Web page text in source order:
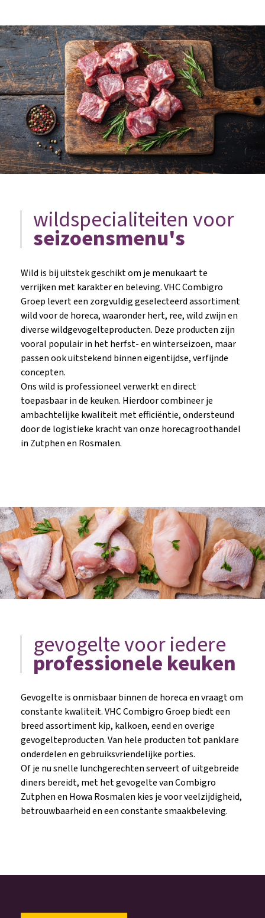
wildspecialiteiten voor
seizoensmenu's
Wild is bij uitstek geschikt om je menukaart te
verrijken met karakter en beleving. VHC Combigro
Groep levert een zorgvuldig geselecteerd assortiment
wild voor de horeca, waaronder hert, ree, wild zwijn en
diverse wildgevogelteproducten. Deze producten zijn
vooral populair in het herfst- en winterseizoen, maar
passen ook uitstekend binnen eigentijdse, verfijnde
concepten.
Ons wild is professioneel verwerkt en direct
toepasbaar in de keuken. Hierdoor combineer je
ambachtelijke kwaliteit met efficiëntie, ondersteund
door de logistieke kracht van onze horecagroothandel
in Zutphen en Rosmalen.
gevogelte voor iedere
professionele keuken
Gevogelte is onmisbaar binnen de horeca en vraagt om
constante kwaliteit. VHC Combigro Groep biedt een
breed assortiment kip, kalkoen, eend en overige
gevogelteproducten. Van hele producten tot panklare
onderdelen en gebruiksvriendelijke porties.
Of je nu snelle lunchgerechten serveert of uitgebreide
diners bereidt, met het gevogelte van Combigro
Zutphen en Howa Rosmalen kies je voor veelzijdigheid,
betrouwbaarheid en een constante smaakbeleving.